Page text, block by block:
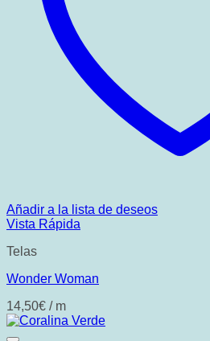
Añadir a la lista de deseos
Vista Rápida
Telas
Wonder Woman
14,50€ / m